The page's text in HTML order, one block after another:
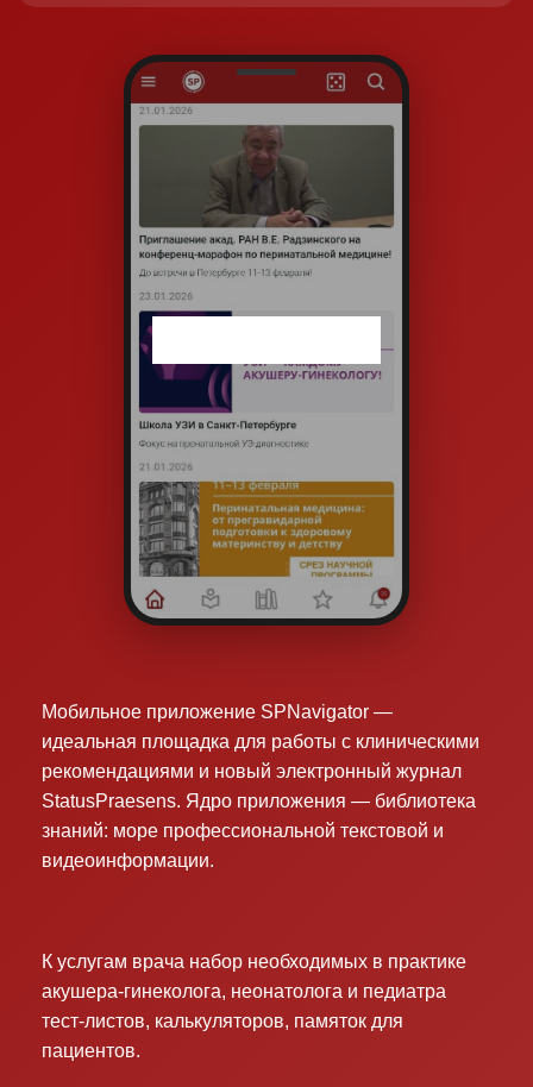
Мобильное приложение SPNavigator —
идеальная площадка для работы с клиническими
рекомендациями и новый электронный журнал
StatusPraesens. Ядро приложения — библиотека
знаний: море профессиональной текстовой и
видеоинформации.
К услугам врача набор необходимых в практике
акушера-гинеколога, неонатолога и педиатра
тест-листов, калькуляторов, памяток для
пациентов.